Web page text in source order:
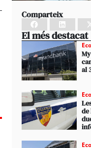
Comparteix
El més destacat
al
de